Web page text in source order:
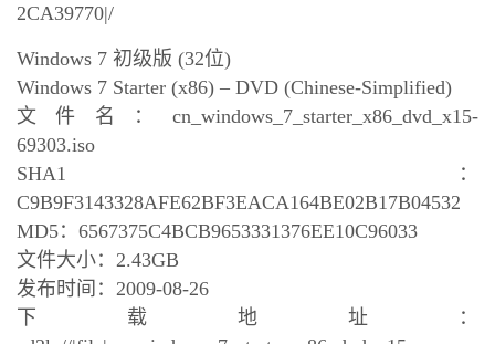
2CA39770|/
Windows 7 初级版 (32位)
Windows 7 Starter (x86) – DVD (Chinese-Simplified)
文件名：cn_windows_7_starter_x86_dvd_x15-
69303.iso
SHA1：
C9B9F3143328AFE62BF3EACA164BE02B17B04532
MD5：6567375C4BCB9653331376EE10C96033
文件大小：2.43GB
发布时间：2009-08-26
下载地址：